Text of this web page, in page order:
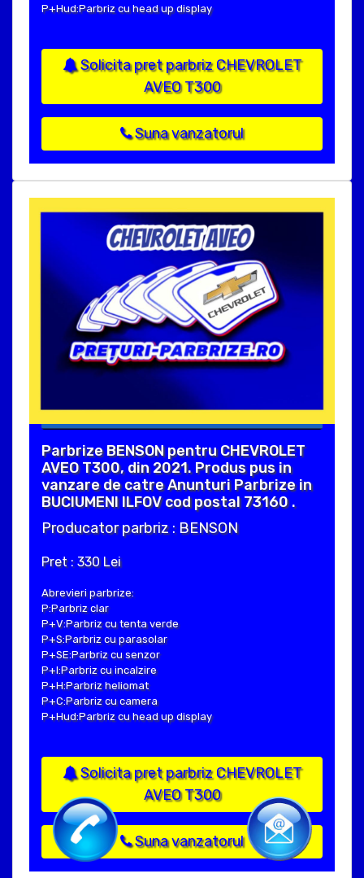
P+Hud:Parbriz cu head up display
Solicita pret parbriz CHEVROLET
AVEO T300
Suna vanzatorul
Parbrize BENSON pentru CHEVROLET
AVEO T300, din 2021. Produs pus in
vanzare de catre Anunturi Parbrize in
BUCIUMENI ILFOV cod postal 73160 .
Producator parbriz : BENSON
Pret : 330 Lei
Abrevieri parbrize:
P:Parbriz clar
P+V:Parbriz cu tenta verde
P+S:Parbriz cu parasolar
P+SE:Parbriz cu senzor
P+I:Parbriz cu incalzire
P+H:Parbriz heliomat
P+C:Parbriz cu camera
P+Hud:Parbriz cu head up display
Solicita pret parbriz CHEVROLET
AVEO T300
Suna vanzatorul